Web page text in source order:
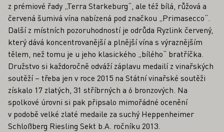
z prémiové řady „Terra Starkeburg“, ale též bílá, růžová a
červená šumivá vína nabízená pod značkou „Primasecco“.
Další z místních pozoruhodností je odrůda Ryzlink červený,
který dává koncentrovanější a plnější vína s výraznějším
tělem, než tomu je u jeho klasického „bílého“ bratříčka.
Družstvo si každoročně odváží záplavu medailí z vinařských
soutěží – třeba jen v roce 2015 na Státní vinařské soutěži
získalo 17 zlatých, 31 stříbrných a 6 bronzových. Na
spolkové úrovni si pak připsalo mimořádné ocenění
v podobě velké zlaté medaile za suchý Heppenheimer
Schloßberg Riesling Sekt b.A. ročníku 2013.